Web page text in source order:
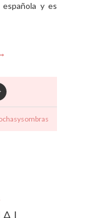
y es